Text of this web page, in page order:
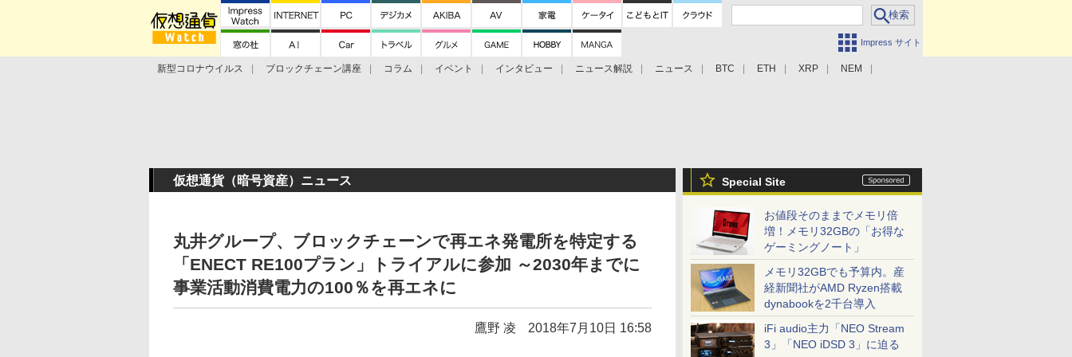
Impress サイト
新型コロナウイルス ブロックチェーン講座 コラム イベント インタビュー ニュース解説 ニュース BTC ETH XRP
NEM
Special Site
お値段そのままでメモリ倍
増！メモリ32GBの「お得な
ゲーミングノート」
メモリ32GBでも予算内。産
経新聞社がAMD Ryzen搭載
dynabookを2千台導入
iFi audio主力「NEO Stream
3」「NEO iDSD 3」に迫る
仮想通貨（暗号資産）ニュース
丸井グループ、ブロックチェーンで再エネ発電所を特定する
「ENECT RE100プラン」トライアルに参加 ～2030年までに
事業活動消費電力の100％を再エネに
鷹野 凌 2018年7月10日 16:58